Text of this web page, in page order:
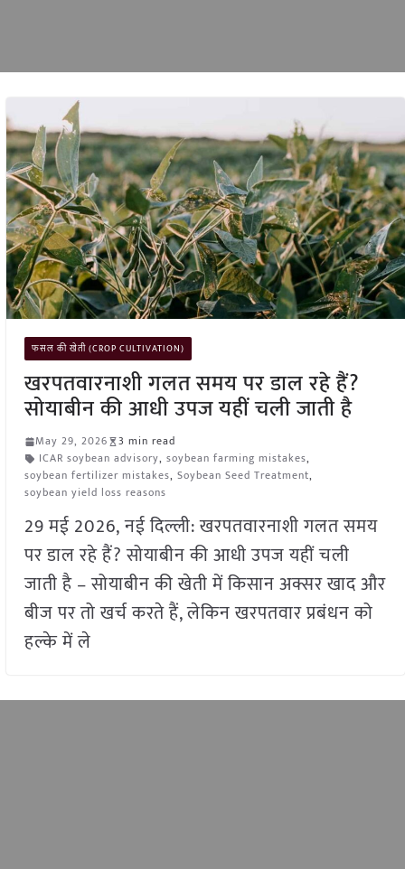
फसल की खेती (CROP CULTIVATION)
खरपतवारनाशी गलत समय पर डाल रहे हैं?
सोयाबीन की आधी उपज यहीं चली जाती है
May 29, 2026
3 min read
ICAR soybean advisory, soybean farming mistakes,
soybean fertilizer mistakes, Soybean Seed Treatment,
soybean yield loss reasons
29 मई 2026, नई दिल्ली: खरपतवारनाशी गलत समय
पर डाल रहे हैं? सोयाबीन की आधी उपज यहीं चली
जाती है – सोयाबीन की खेती में किसान अक्सर खाद और
बीज पर तो खर्च करते हैं, लेकिन खरपतवार प्रबंधन को
हल्के में ले